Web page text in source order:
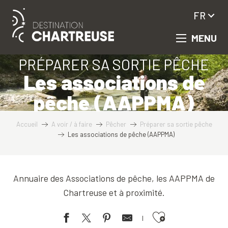
contenu
principal
MENU
FR
PRÉPARER SA SORTIE PÊCHE
Les associations de
pêche (AAPPMA)
Accueil A voir / à faire Pêcher
Préparer sa sortie pêche
Les associations de pêche (AAPPMA)
Annuaire des Associations de pêche, les AAPPMA de
Chartreuse et à proximité.
Ajouter aux favoris